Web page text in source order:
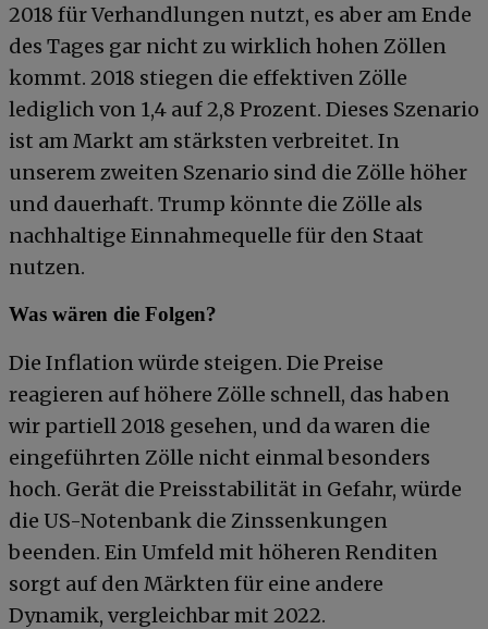
2018 für Verhandlungen nutzt, es aber am Ende
des Tages gar nicht zu wirklich hohen Zöllen
kommt. 2018 stiegen die effektiven Zölle
lediglich von 1,4 auf 2,8 Prozent. Dieses Szenario
ist am Markt am stärksten verbreitet. In
unserem zweiten Szenario sind die Zölle höher
und dauerhaft. Trump könnte die Zölle als
nachhaltige Einnahmequelle für den Staat
nutzen.
Was wären die Folgen?
Die Inflation würde steigen. Die Preise
reagieren auf höhere Zölle schnell, das haben
wir partiell 2018 gesehen, und da waren die
eingeführten Zölle nicht einmal besonders
hoch. Gerät die Preisstabilität in Gefahr, würde
die US-Notenbank die Zinssenkungen
beenden. Ein Umfeld mit höheren Renditen
sorgt auf den Märkten für eine andere
Dynamik, vergleichbar mit 2022.